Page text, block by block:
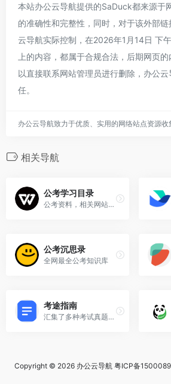
本站办公云导航提供的SaDuck都来源于
的准确性和完整性，同时，对于该外部
云导航实际控制，在2026年1月14日 下
上的内容，都属于合规合法，后期网页
以直接联系网站管理员进行删除，办公
任。
办公云导航致力于优质、实用的网络站点资源收
相关导航
公考学习目录
公考资料，相关网站等分享
公考沉思录
全网最全公考知识库
考途指南
汇集了多种考试真题资料的在线文档平台，涵盖了公务员、军队文职、事业单位、三支一扶、教师资格等多个领域的考试资料
Copyright © 2026 办公云导航 粤ICP备